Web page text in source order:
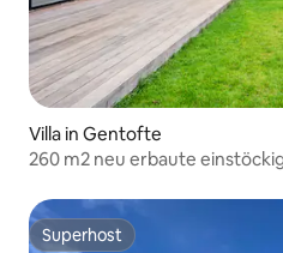
Villa in Gentofte
260 m2 neu erbaute
Superhost
Superhost